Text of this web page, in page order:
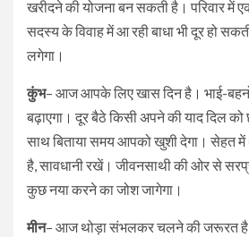
खरीदने की योजना बन सकती है। परिवार में
सदस्य के विवाह में आ रही बाधा भी दूर हो
लगेगा।
कुंभ– आज आपके लिए खास दिन है। भाई-
बढ़ाएगा। दूर बैठे किसी अपने की याद दिल
साथ बिताया समय आपको खुशी देगा। सेहत में
है, सावधानी रखें। जीवनसाथी की ओर से
कुछ नया करने का जोश जागेगा।
मीन– आज थोड़ा संभलकर चलने की जरूरत है।